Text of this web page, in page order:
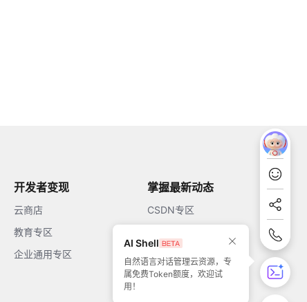
AI Shell
自然语言对话管理云资源，专
属免费Token额度，欢迎试
用！
开发者变现
云商店
教育专区
企业通用专区
掌握最新动态
CSDN专区
51CTO